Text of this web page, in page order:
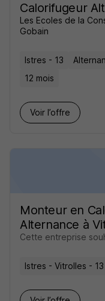
Calorifugeur
Les Ecoles de la
Gobain
Istres - 13
12 mois
Voir l’offre
Monteur en
Alternance à
Cette entreprise
Istres - Vitrolles - 13